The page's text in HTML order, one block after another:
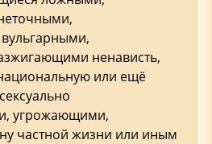
ненависть,
или ещё
угрожающими,
частной жизни или иным